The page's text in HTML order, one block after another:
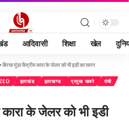
आदिवासी शिक्षा खेल
बिरसा मुंडा केंद्रीय कारा के जेलर को भी इडी का समन
झारखंड झारखण्ड प्रमुख खबरे
रांची
कारा के जेलर को भी इडी